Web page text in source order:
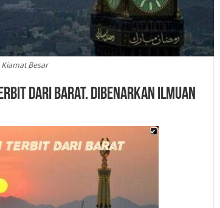
Kiamat Besar
dari Barat. Dibenarkan Ilmuan